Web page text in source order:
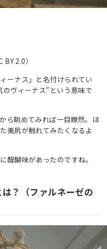
2.0）
ーナス」と名付けられてい
のヴィーナス"という意味で
ら眺めてみれば一目瞭然。ほ
美尻が触れてみたくなるよ
醍醐味があったのですね。
？（ファルネーゼの